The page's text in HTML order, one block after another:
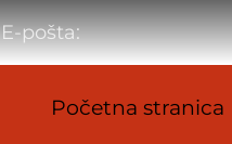
E-pošta:
Početna stranica